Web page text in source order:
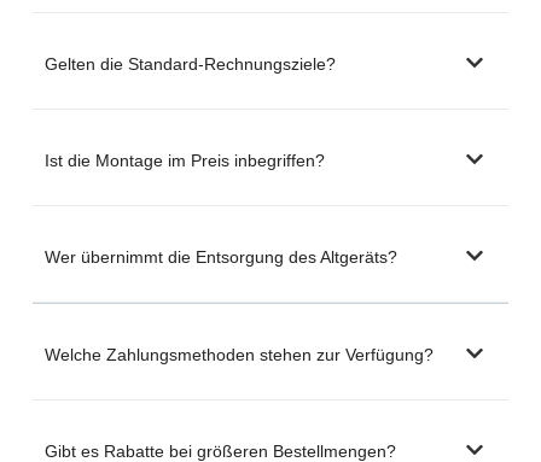
Gelten die Standard-Rechnungsziele?
Ist die Montage im Preis inbegriffen?
Wer übernimmt die Entsorgung des Altgeräts?
Welche Zahlungsmethoden stehen zur Verfügung?
Gibt es Rabatte bei größeren Bestellmengen?